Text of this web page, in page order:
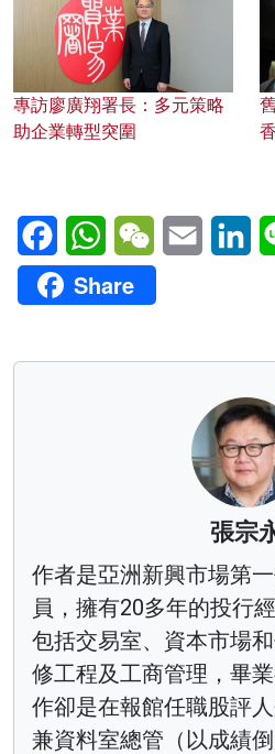
專訪廖廣翔署長：多元策略
助企業轉型突圍
FacebookWhatsAppWeChatEmail
Share
張宗
作者是亞洲新興市場第
員，擁有20多年的投行
包括交易室、資本市場
修工程及工商管理，畢
作卻是在報館任職股評
兼資料室總管（以成績